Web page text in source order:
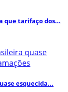
que tarifaço dos...
esquecida...